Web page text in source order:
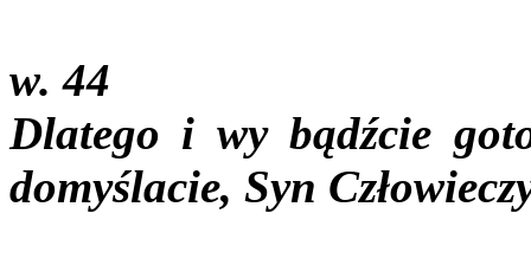
w. 44
Dlatego i wy bądźcie
domyślacie, Syn